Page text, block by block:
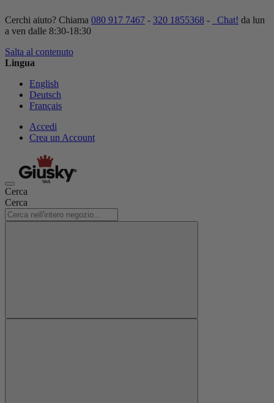
Cerchi aiuto? Chiama 080 917 7467 - 320 1855368 - Chat! da lun
a ven dalle 8:30-18:30
Salta al contenuto
Lingua
English
Deutsch
Français
Accedi
Crea un Account
Cerca
Cerca